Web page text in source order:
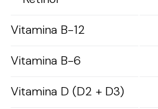
Vitamina B-12
Vitamina B-6
Vitamina D (D2 + D3)